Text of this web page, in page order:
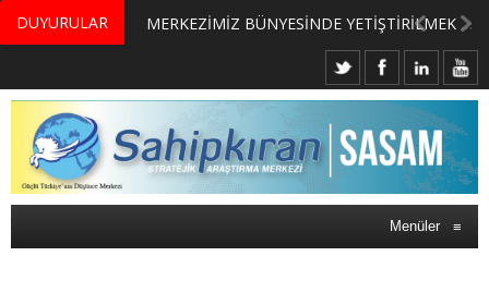
DUYURULAR MERKEZİMİZ BÜNYESİNDE YETİŞTİRİLMEK ÜZERE GÖNÜLLÜ ÜLKE MASASI UZMANI VE UZMAN ADAYLARI ARIYORUZ
Menüler ≡